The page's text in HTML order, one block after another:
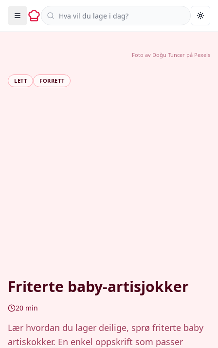
Søk i oppskrifter
LETT FORRETT
Friterte baby-artisjokker
20 min
Lær hvordan du lager deilige, sprø friterte baby
artiskokker. En enkel oppskrift som passer
Foto av Doğu Tuncer på Pexels